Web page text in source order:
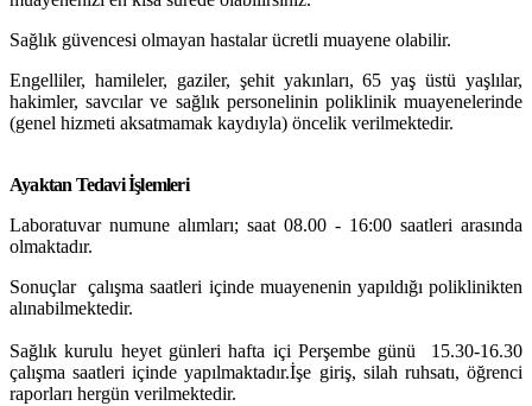
Sağlık güvencesi olmayan hastalar ücretli muayene olabilir.
Engelliler, hamileler, gaziler, şehit yakınları, 65 yaş üstü yaşlılar,
hakimler, savcılar ve sağlık personelinin poliklinik muayenelerinde
(genel hizmeti aksatmamak kaydıyla) öncelik verilmektedir.
Ayaktan Tedavi İşlemleri
Laboratuvar numune alımları; saat 08.00 - 16:00 saatleri arasında
olmaktadır.
Sonuçlar çalışma saatleri içinde muayenenin yapıldığı poliklinikten
alınabilmektedir.
Sağlık kurulu heyet günleri hafta içi Perşembe günü
15.30-16.30
çalışma saatleri içinde yapılmaktadır.İşe giriş, silah ruhsatı, öğrenci
raporları hergün verilmektedir.